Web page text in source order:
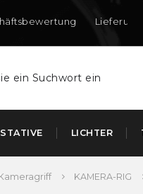
Lieferung
STATIVE LICHTER
KAMERA-RIG